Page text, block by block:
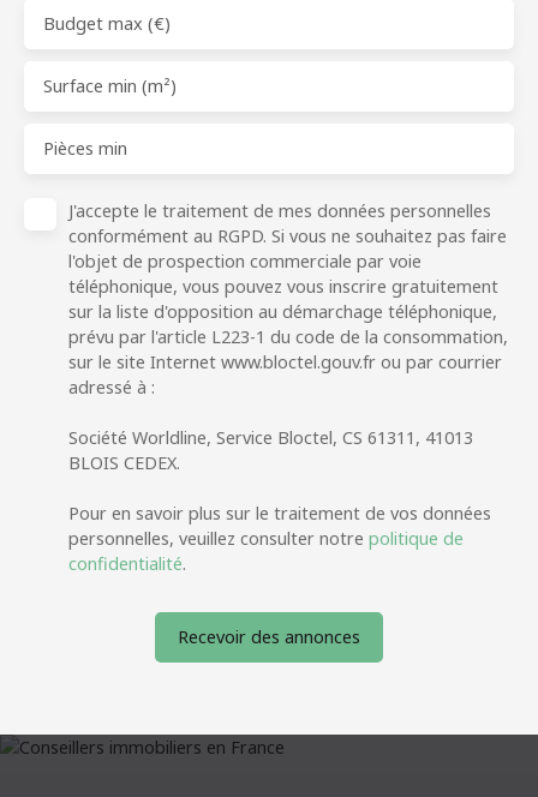
Budget max (€)
Surface min (m²)
Pièces min
J'accepte le traitement de mes données personnelles
conformément au RGPD. Si vous ne souhaitez pas faire
l'objet de prospection commerciale par voie
téléphonique, vous pouvez vous inscrire gratuitement
sur la liste d'opposition au démarchage téléphonique,
prévu par l'article L223-1 du code de la consommation,
sur le site Internet www.bloctel.gouv.fr ou par courrier
adressé à :
Société Worldline, Service Bloctel, CS 61311, 41013
BLOIS CEDEX.
Pour en savoir plus sur le traitement de vos données
personnelles, veuillez consulter notre politique de
confidentialité.
Recevoir des annonces